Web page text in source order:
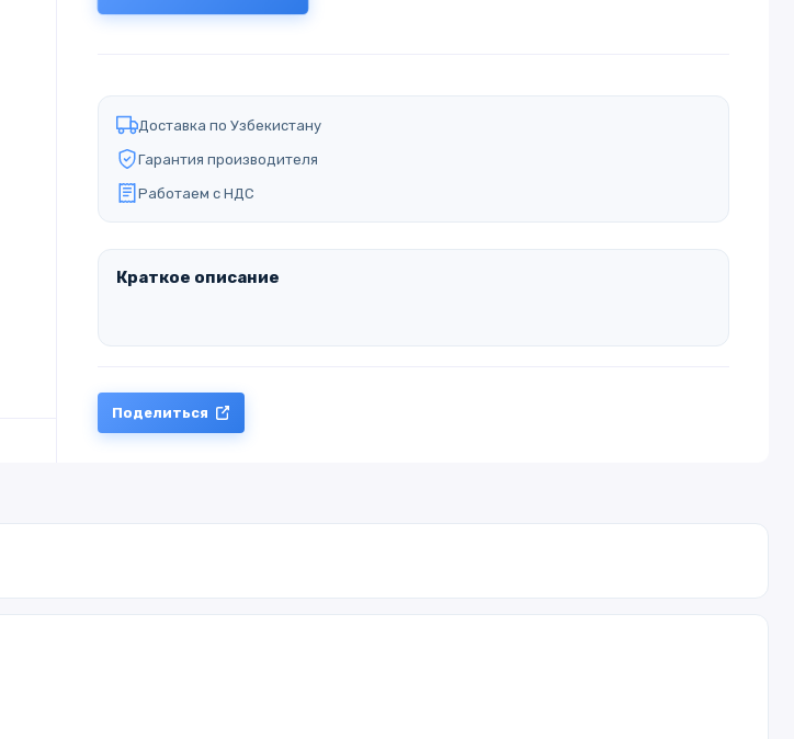
Доставка по Узбекистану
Гарантия производителя
Работаем с НДС
Краткое описание
Поделиться